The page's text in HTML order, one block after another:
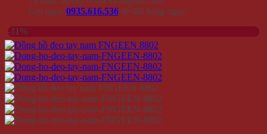
Gọi ngay 0935.616.536 để đặt hàng ngay.
-11%